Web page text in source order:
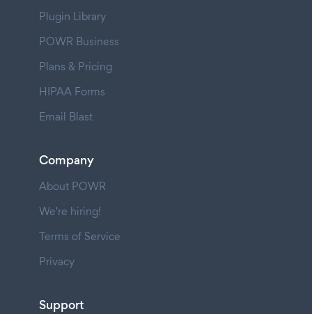
Plugin Library
POWR Business
Plans & Pricing
HIPAA Forms
Email Blast
Company
About POWR
We're hiring!
Terms of Service
Privacy
Support